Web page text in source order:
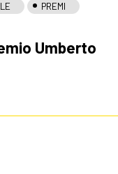
PREMI
Umberto